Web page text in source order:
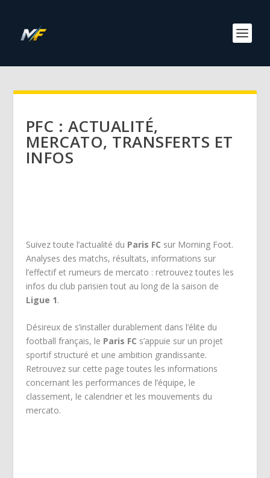
PFC : ACTUALITÉ,
MERCATO, TRANSFERTS ET
INFOS
Suivez toute l’actualité du Paris FC sur Morning Foot.
Analyses des matchs, résultats, informations sur
l’effectif et rumeurs de mercato : retrouvez toutes les
infos du club parisien tout au long de la saison de
Ligue 1.
Désireux de s’installer durablement dans l’élite du
football français, le Paris FC s’appuie sur un projet
sportif structuré et une ambition grandissante.
Retrouvez sur cette page toutes les informations
concernant les performances de l’équipe, le
classement, le calendrier et les mouvements du
mercato.